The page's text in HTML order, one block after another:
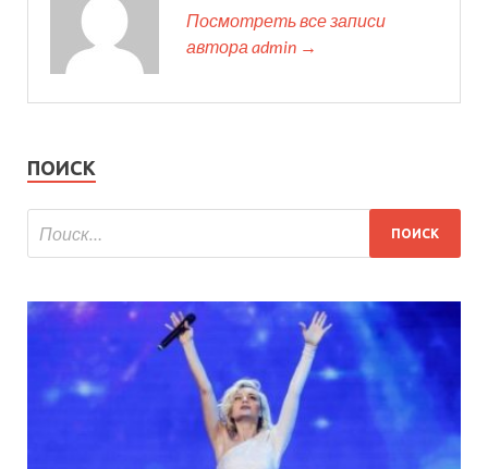
Посмотреть все записи
автора admin →
ПОИСК